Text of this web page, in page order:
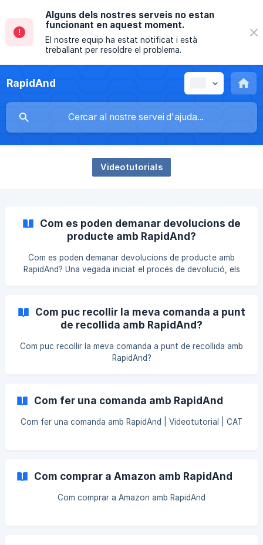
Alguns dels nostres serveis no estan
funcionant en aquest moment.
El nostre equip ha estat notificat i està
treballant per resoldre el problema.
RapidAnd
Videotutorials
Com es poden demanar devolucions de
producte amb RapidAnd?
Com es poden demanar devolucions de producte amb
RapidAnd? Una vegada iniciat el procés de devolució, els
resposta, quedarà denegada la devolució.
Com puc recollir la meva comanda a punt
de recollida amb RapidAnd?
Com puc recollir la meva comanda a punt de recollida amb
RapidAnd?
Com fer una comanda amb RapidAnd
Com fer una comanda amb RapidAnd | Videotutorial | CAT
Com comprar a Amazon amb RapidAnd
Com comprar a Amazon amb RapidAnd